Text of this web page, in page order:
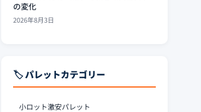
の変化
2026年8月3日
🏷️ パレットカテゴリー
小ロット激安パレット